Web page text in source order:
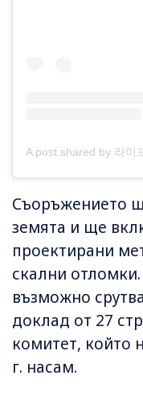
Съоръжението
земята и ще
проектирани
скални
възможно
доклад от 27
комитет, който
г. насам.